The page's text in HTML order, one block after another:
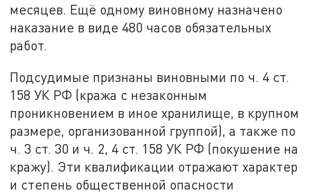
месяцев. Ещё одному виновному назначено
наказание в виде 480 часов обязательных
работ.
Подсудимые признаны виновными по ч. 4 ст.
158 УК РФ (кража с незаконным
проникновением в иное хранилище, в крупном
размере, организованной группой), а также по
ч. 3 ст. 30 и ч. 2, 4 ст. 158 УК РФ (покушение на
кражу). Эти квалификации отражают характер
и степень общественной опасности